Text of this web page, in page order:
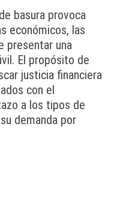
basura provoca
económicos, las
presentar una
El propósito de
justicia financiera
con el
a los tipos de
demanda por